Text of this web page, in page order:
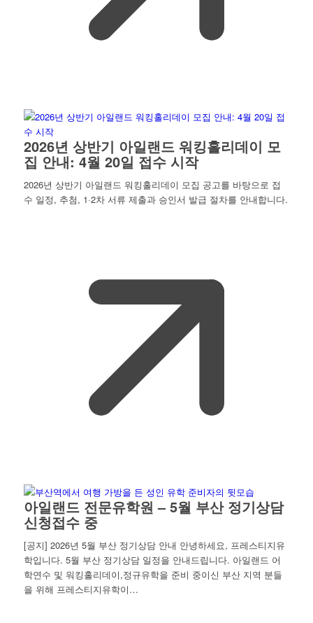
2026년 상반기 아일랜드 워킹홀리데이 모
집 안내: 4월 20일 접수 시작
2026년 상반기 아일랜드 워킹홀리데이 모집 공고를 바탕으로 접
수 일정, 추첨, 1·2차 서류 제출과 승인서 발급 절차를 안내합니다.
아일랜드 전문유학원 – 5월 부산 정기상담
신청접수 중
[공지] 2026년 5월 부산 정기상담 안내 안녕하세요, 프레스티지유
학입니다. 5월 부산 정기상담 일정을 안내드립니다. 아일랜드 어
학연수 및 워킹홀리데이,정규유학을 준비 중이신 부산 지역 분들
을 위해 프레스티지유학이…